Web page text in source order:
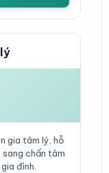
gia tâm lý, hỗ
chấn tâm
đình.